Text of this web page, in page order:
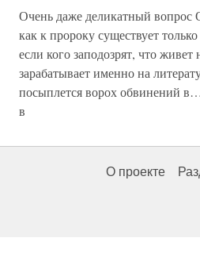
Очень даже деликатный
как к пророку существует
если кого заподозрят, что
зарабатывает именно на
посыплется ворох обвинений
в
О проекте